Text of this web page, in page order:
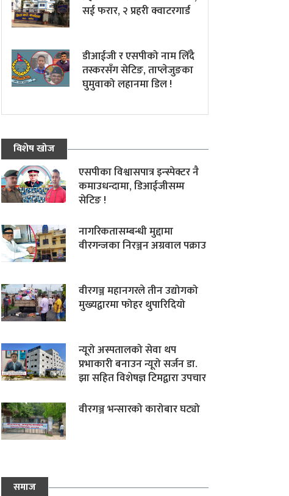
सई फरार, २ प्रहरी क्वाटरगार्ड
डीआईजी र एसपीको नाम लिँदै
तस्करसँग सेटिङ, ताप्लेजुङका
घुमुवाको लहानमा डिल !
विशेष खोज
एसपीका विश्वासपात्र इन्स्पेक्टर नै
कमाउधन्दामा, डिआईजीसम्म
सेटिङ !
नागरिकतासम्बन्धी मुद्दामा
वीरगन्जका निरञ्जन अग्रवाल पक्राउ
वीरगञ्ज महानगरले तीन उद्योगको
मुख्यद्वारमा फोहर थुपारिदियो
न्यूरो अस्पतालको सेवा थप
प्रभाकारी बनाउन न्यूरो सर्जन डा.
झा सहित विशेषज्ञ टिमद्वारा उपचार
वीरगञ्ज भन्सारको कारोबार घट्यो
समाज